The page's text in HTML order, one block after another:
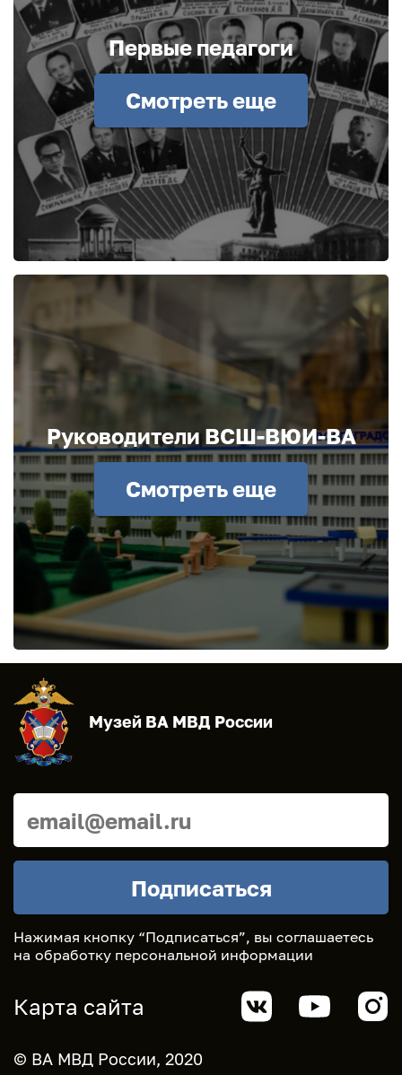
Первые педагоги
Смотреть еще
Руководители ВСШ-ВЮИ-ВА
Смотреть еще
Музей ВА МВД России
Нажимая кнопку “Подписаться”, вы соглашаетесь
на обработку персональной информации
Карта сайта
© ВА МВД России, 2020